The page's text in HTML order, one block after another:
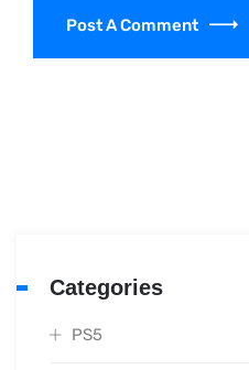
Post A Comment
Categories
PS5